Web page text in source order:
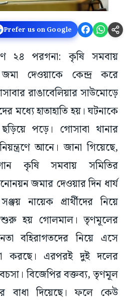
Prefer us on Google
২৪ পরগনা: কৃষি সমবায়
জমা দেওয়াকে কেন্দ্র করে
রাঙাবেলিয়ার সাউমোড়ে
মধ্যে হাতাহাতি হয়। ঘটনাকে
পড়ে। গোসাবা থানার
আনে। জানা গিয়েছে,
কৃষি সমবায় সমিতির
জমার দেওয়ার দিন ধার্য
নায়েক প্রার্থীদের নিয়ে
হয় গোলমাল। তৃণমূলের
বহিরাগতদের নিয়ে এসে
করছে। এরপরই দুই দলের
বিজেপির বক্তব্য, তৃণমূল
বাধা দিয়েছে। ফলে কেউ